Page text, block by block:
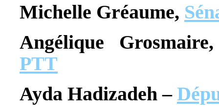
Michelle Gréaume,
Angélique
PTT
Ayda Hadizadeh –